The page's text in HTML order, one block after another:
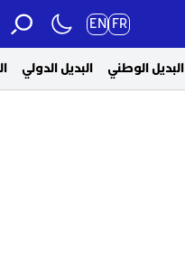
FR
EN
البديل الوطني البديل الدولي